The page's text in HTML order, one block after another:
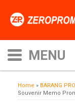
Home » BARANG
Souvenir Memo